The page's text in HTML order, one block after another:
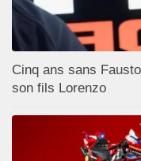
Cinq ans sans
son fils Lorenzo